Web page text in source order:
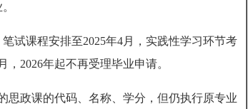
试课程安排至2025年4月，实践性学习环节考
2026年起不再受理毕业申请。
思政课的代码、名称、学分，但仍执行原专业